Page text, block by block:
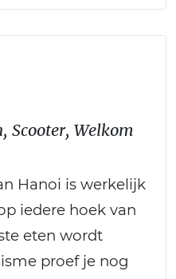
Scooter, Welkom
Hanoi is werkelijk
iedere hoek van
eten wordt
proef je nog